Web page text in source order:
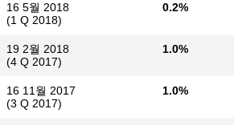
16 5월 2018
(1 Q 2018)
0.2%
19 2월 2018
(4 Q 2017)
1.0%
16 11월 2017
(3 Q 2017)
1.0%